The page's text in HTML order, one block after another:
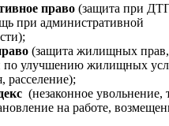
право (защита при
при административной
(защита жилищных прав,
по улучшению жилищных
расселение);
(незаконное увольнение,
на работе,